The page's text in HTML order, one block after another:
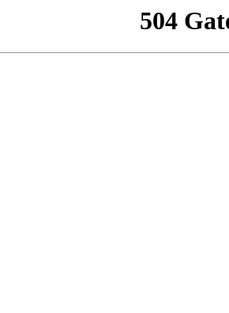
504